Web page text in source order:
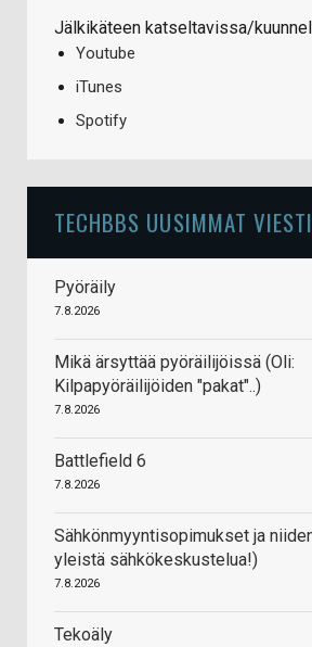
Jälkikäteen katseltavissa/
Youtube
iTunes
Spotify
TECHBBS UUSIMMAT
Pyöräily
7.8.2026
Mikä ärsyttää pyöräilijöissä (Oli:
Kilpapyöräilijöiden "pakat"..)
7.8.2026
Battlefield 6
7.8.2026
Sähkönmyyntisopimukset ja
yleistä sähkökeskustelua!)
7.8.2026
Tekoäly